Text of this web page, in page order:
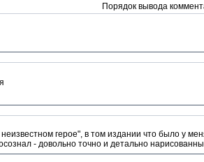
Порядок вывода
герое", в том издании что было у
- довольно точно и детально